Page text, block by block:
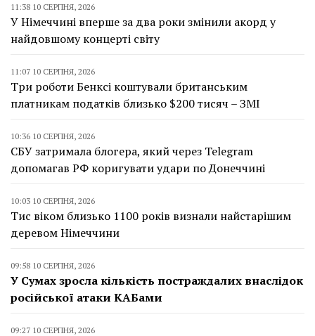
11:38 10 СЕРПНЯ, 2026
У Німеччині вперше за два роки змінили акорд у
найдовшому концерті світу
11:07 10 СЕРПНЯ, 2026
Три роботи Бенксі коштували британським
платникам податків близько $200 тисяч – ЗМІ
10:36 10 СЕРПНЯ, 2026
СБУ затримала блогера, який через Telegram
допомагав РФ коригувати удари по Донеччині
10:03 10 СЕРПНЯ, 2026
Тис віком близько 1100 років визнали найстарішим
деревом Німеччини
09:58 10 СЕРПНЯ, 2026
У Сумах зросла кількість постраждалих внаслідок
російської атаки КАБами
09:27 10 СЕРПНЯ, 2026